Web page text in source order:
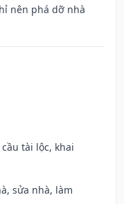
nên phá dỡ nhà
tài lộc, khai
sửa nhà, làm